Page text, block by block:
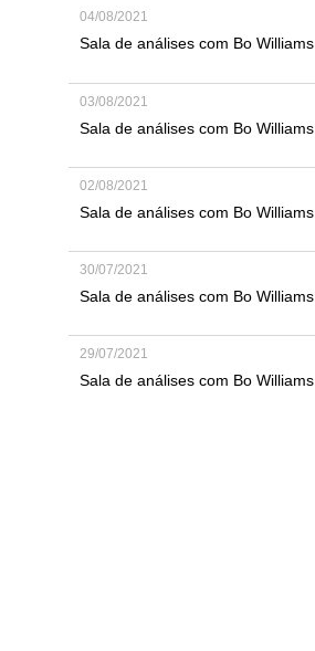
04/08/2021
Sala de análises com Bo Williams
03/08/2021
Sala de análises com Bo Williams
02/08/2021
Sala de análises com Bo Williams
30/07/2021
Sala de análises com Bo Williams
29/07/2021
Sala de análises com Bo Williams